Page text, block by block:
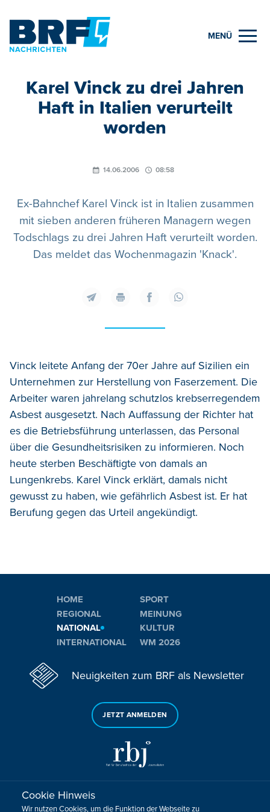
MENÜ
Karel Vinck zu drei Jahren
Haft in Italien verurteilt
worden
14.06.2006 08:58
Ex-Bahnchef Karel Vinck ist in Italien zusammen
mit sieben anderen früheren Managern wegen
Todschlags zu drei Jahren Haft verurteilt worden.
Das meldet das Wochenmagazin 'Knack'.
Vinck leitete Anfang der 70er Jahre auf Sizilien ein
Unternehmen zur Herstellung von Faserzement. Die
Arbeiter waren jahrelang schutzlos krebserregendem
Asbest ausgesetzt. Nach Auffassung der Richter hat
es die Betriebsführung unterlassen, das Personal
über die Gesundheitsrisiken zu informieren. Noch
heute sterben Beschäftigte von damals an
Lungenkrebs. Karel Vinck erklärt, damals nicht
gewusst zu haben, wie gefährlich Asbest ist. Er hat
Berufung gegen das Urteil angekündigt.
HOME
REGIONAL
NATIONAL
INTERNATIONAL
SPORT
MEINUNG
KULTUR
WM 2026
Neuigkeiten zum BRF als Newsletter
JETZT ANMELDEN
Sie haben noch Fragen oder Anmerkungen?
Cookie Hinweis
Wir nutzen Cookies, um die Funktion der Webseite zu